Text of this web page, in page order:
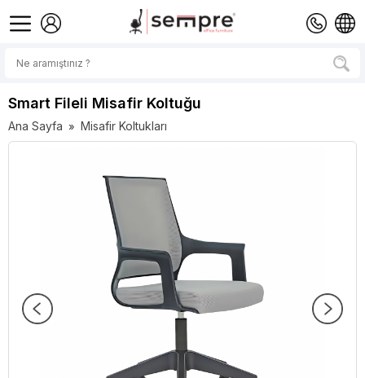
Smart Fileli Misafir Koltuğu
Ana Sayfa » Misafir Koltukları